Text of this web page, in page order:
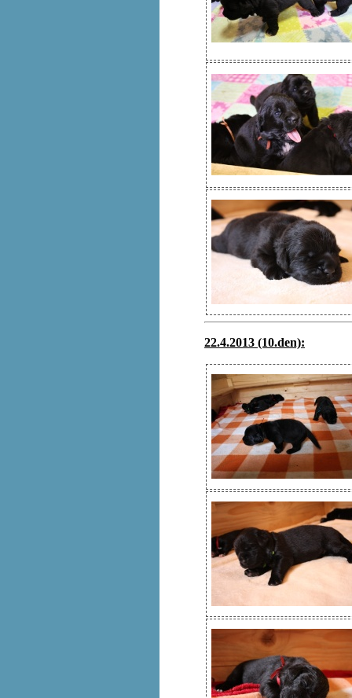
22.4.2013 (10.den):